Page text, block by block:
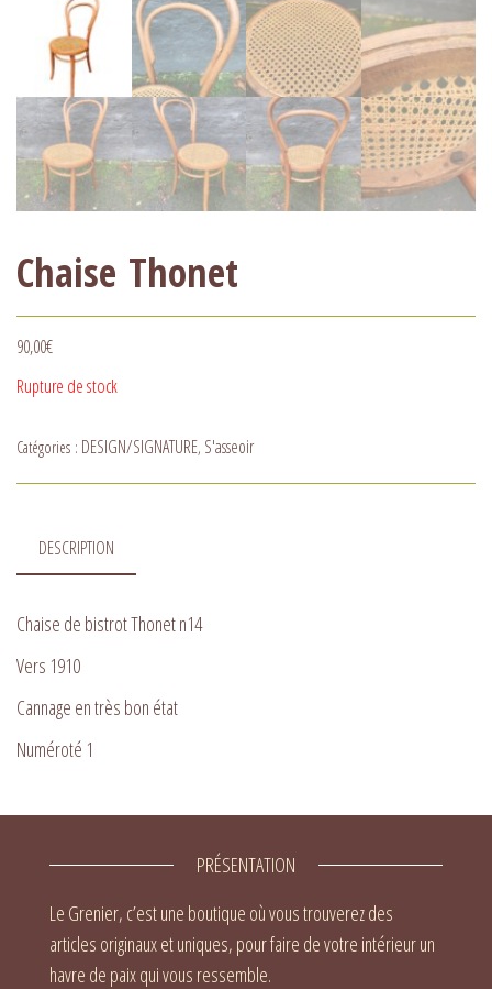
Chaise Thonet
90,00€
Rupture de stock
Catégories : DESIGN/SIGNATURE, S'asseoir
DESCRIPTION
Chaise de bistrot Thonet n14
Vers 1910
Cannage en très bon état
Numéroté 1
PRÉSENTATION
Le Grenier, c’est une boutique où vous trouverez des
articles originaux et uniques, pour faire de votre intérieur un
havre de paix qui vous ressemble.